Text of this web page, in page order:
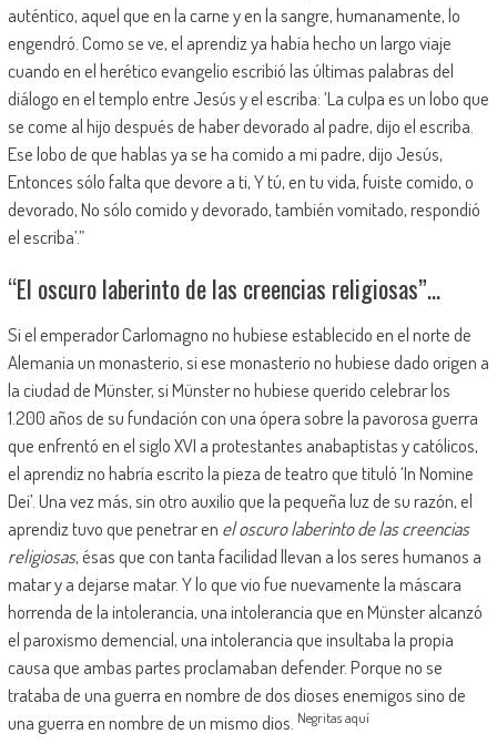
auténtico, aquel que en la carne y en la sangre, humanamente, lo
engendró. Como se ve, el aprendiz ya había hecho un largo viaje
cuando en el herético evangelio escribió las últimas palabras del
diálogo en el templo entre Jesús y el escriba: ‘La culpa es un lobo que
se come al hijo después de haber devorado al padre, dijo el escriba.
Ese lobo de que hablas ya se ha comido a mi padre, dijo Jesús,
Entonces sólo falta que devore a ti, Y tú, en tu vida, fuiste comido, o
devorado, No sólo comido y devorado, también vomitado, respondió
el escriba’.”
“El oscuro laberinto de las creencias religiosas”…
Si el emperador Carlomagno no hubiese establecido en el norte de
Alemania un monasterio, si ese monasterio no hubiese dado origen a
la ciudad de Münster, si Münster no hubiese querido celebrar los
1.200 años de su fundación con una ópera sobre la pavorosa guerra
que enfrentó en el siglo XVI a protestantes anabaptistas y católicos,
el aprendiz no habría escrito la pieza de teatro que tituló ‘In Nomine
Dei’. Una vez más, sin otro auxilio que la pequeña luz de su razón, el
aprendiz tuvo que penetrar en el oscuro laberinto de las creencias
religiosas, ésas que con tanta facilidad llevan a los seres humanos a
matar y a dejarse matar. Y lo que vio fue nuevamente la máscara
horrenda de la intolerancia, una intolerancia que en Münster alcanzó
el paroxismo demencial, una intolerancia que insultaba la propia
causa que ambas partes proclamaban defender. Porque no se
trataba de una guerra en nombre de dos dioses enemigos sino de
una guerra en nombre de un mismo dios. Negritas aquí